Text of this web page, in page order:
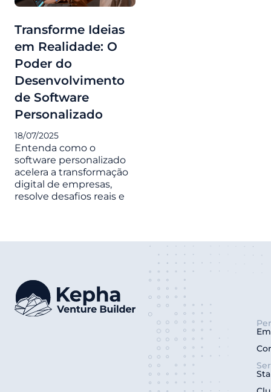
Transforme Ideias
em Realidade: O
Poder do
Desenvolvimento
de Software
Personalizado
18/07/2025
Entenda como o
software personalizado
acelera a transformação
digital de empresas,
resolve desafios reais e